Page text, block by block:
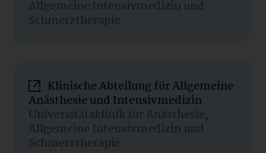
Allgemeine Intensivmedizin und
Schmerztherapie
Klinische Abteilung für Allgemeine
Anästhesie und Intensivmedizin
Universitätsklinik für Anästhesie,
Allgemeine Intensivmedizin und
Schmerztherapie